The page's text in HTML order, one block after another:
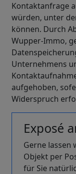
Kontaktanfrage
würden, unter
können. Durch
Wupper-Immo,
Unternehmens
aufgehoben,
Widerspruch
Exposé
Gerne lassen
Objekt per
für Sie